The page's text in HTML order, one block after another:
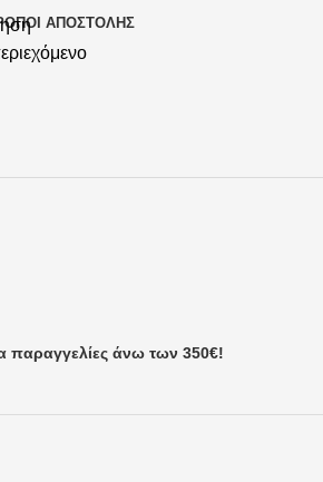
ΑΠΟΣΤΟΛΉΣ
παραγγελίες άνω των 350€!